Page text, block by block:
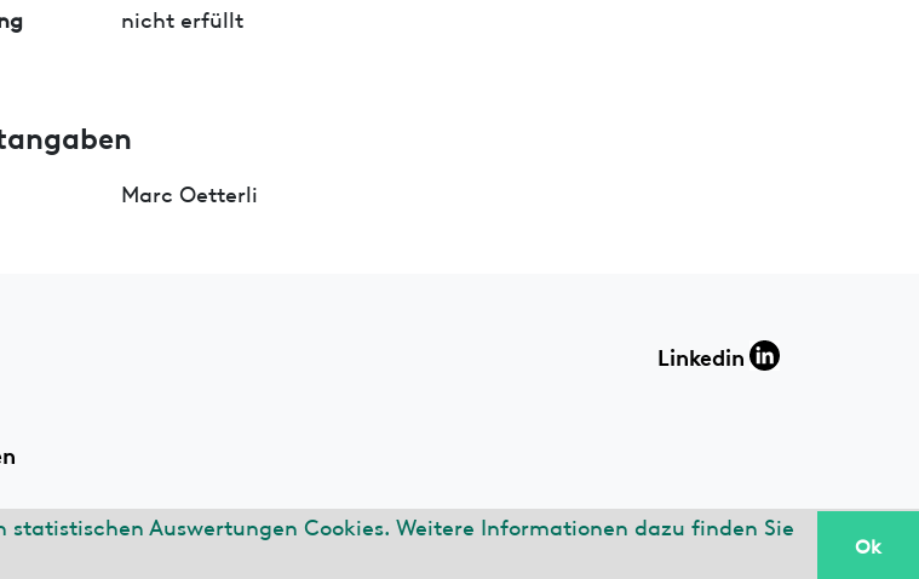
Auswertungen Cookies. Weitere Informationen dazu finden Sie
Ok
nicht erfüllt
Marc Oetterli
Linkedin